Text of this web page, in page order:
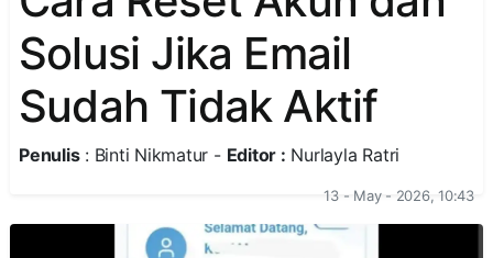
Solusi Jika Email
Sudah Tidak Aktif
Penulis: Binti Nikmatur - Editor : Nurlayla Ratri
13 - May - 2026, 10:43